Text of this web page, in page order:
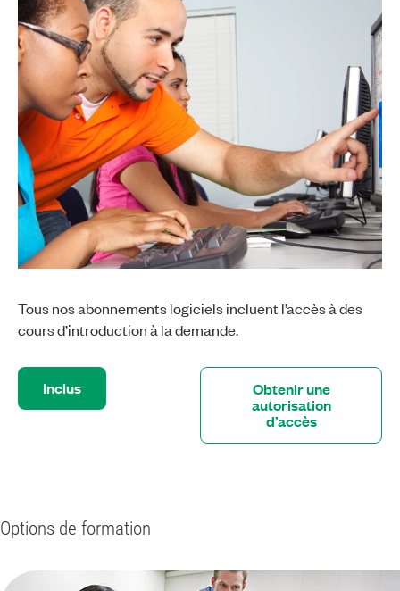
Tous nos abonnements logiciels incluent l’accès à des
cours d’introduction à la demande.
Inclus Obtenir une
autorisation
d’accès
Options de formation